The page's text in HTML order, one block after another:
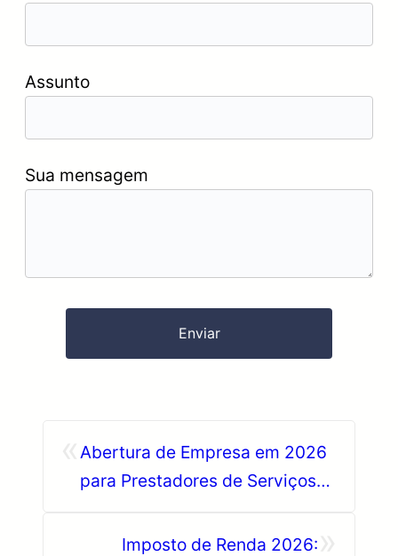
Assunto
Sua mensagem
Abertura de Empresa em 2026
para Prestadores de Serviços
de abrir o CNPJ
Imposto de Renda 2026: